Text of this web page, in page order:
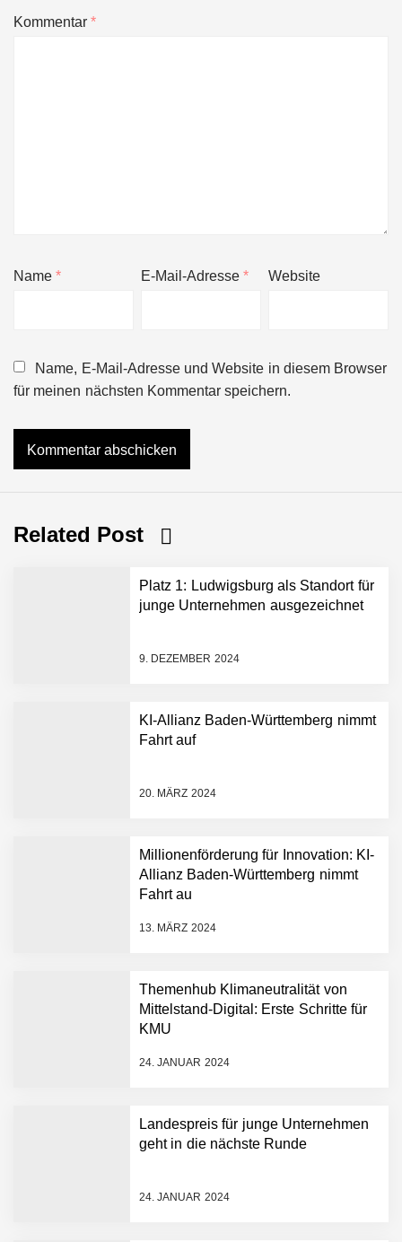
Kommentar*
Name* E-Mail-Adresse* Website
Name, E-Mail-Adresse und Website in diesem Browser
für meinen nächsten Kommentar speichern.
Related Post
Platz 1: Ludwigsburg als Standort für
junge Unternehmen ausgezeichnet
9. DEZEMBER 2024
KI-Allianz Baden-Württemberg nimmt
Fahrt auf
20. MÄRZ 2024
Millionenförderung für Innovation: KI-
Allianz Baden-Württemberg nimmt
Fahrt au
13. MÄRZ 2024
Themenhub Klimaneutralität von
Mittelstand-Digital: Erste Schritte für
KMU
24. JANUAR 2024
Landespreis für junge Unternehmen
geht in die nächste Runde
24. JANUAR 2024
NEURA Robotics gibt
Dollar bekannt, um den
Plattform zu beschleunigen
NEURA Robotics und
Amazon Web Services
starten strategische
AI breit auszurollen
Humanoider Roboter bringt
Hightech ins Stadion
Simulationsdienstleistung in
FiniteNow ermöglicht
Entwicklungsprozesse
Pyck im Employer Portrait